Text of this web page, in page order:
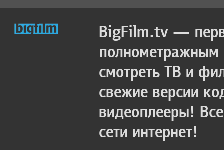
BigFilm.tv —
полнометражным
смотреть ТВ и
свежие версии
видеоплееры!
сети интернет!